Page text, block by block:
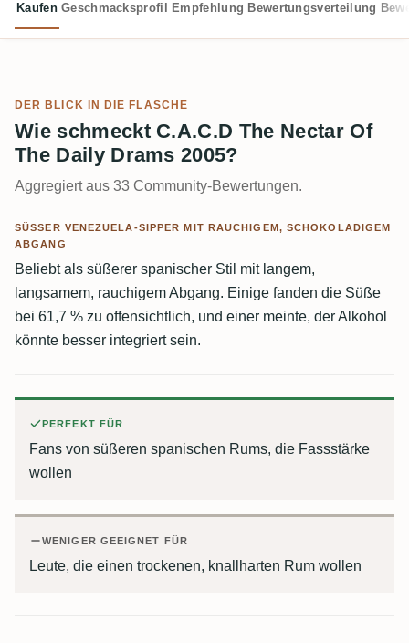
Kaufen Geschmacksprofil Empfehlung Bewertungsverteilung
DER BLICK IN DIE FLASCHE
Wie schmeckt C.A.C.D The Nectar Of
The Daily Drams 2005?
Aggregiert aus 33 Community-Bewertungen.
SÜSSER VENEZUELA-SIPPER MIT RAUCHIGEM, SCHOKOLADIGEM A
BGANG
Beliebt als süßerer spanischer Stil mit langem,
langsamem, rauchigem Abgang. Einige fanden die Süße
bei 61,7 % zu offensichtlich, und einer meinte, der Alkohol
könnte besser integriert sein.
PERFEKT FÜR
Fans von süßeren spanischen Rums, die Fassstärke
wollen
WENIGER GEEIGNET FÜR
Leute, die einen trockenen, knallharten Rum wollen